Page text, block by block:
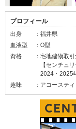
プロフィール
出身
：福井県
血液型
：O型
資格
：宅地建物取
【センチュ
2024・2025
趣味
：アコーステ